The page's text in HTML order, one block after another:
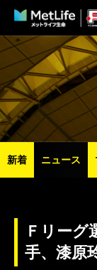
新着 ニュース
Ｆリーグ
手、漆原